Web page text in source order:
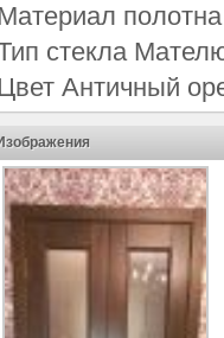
стекла
Античный